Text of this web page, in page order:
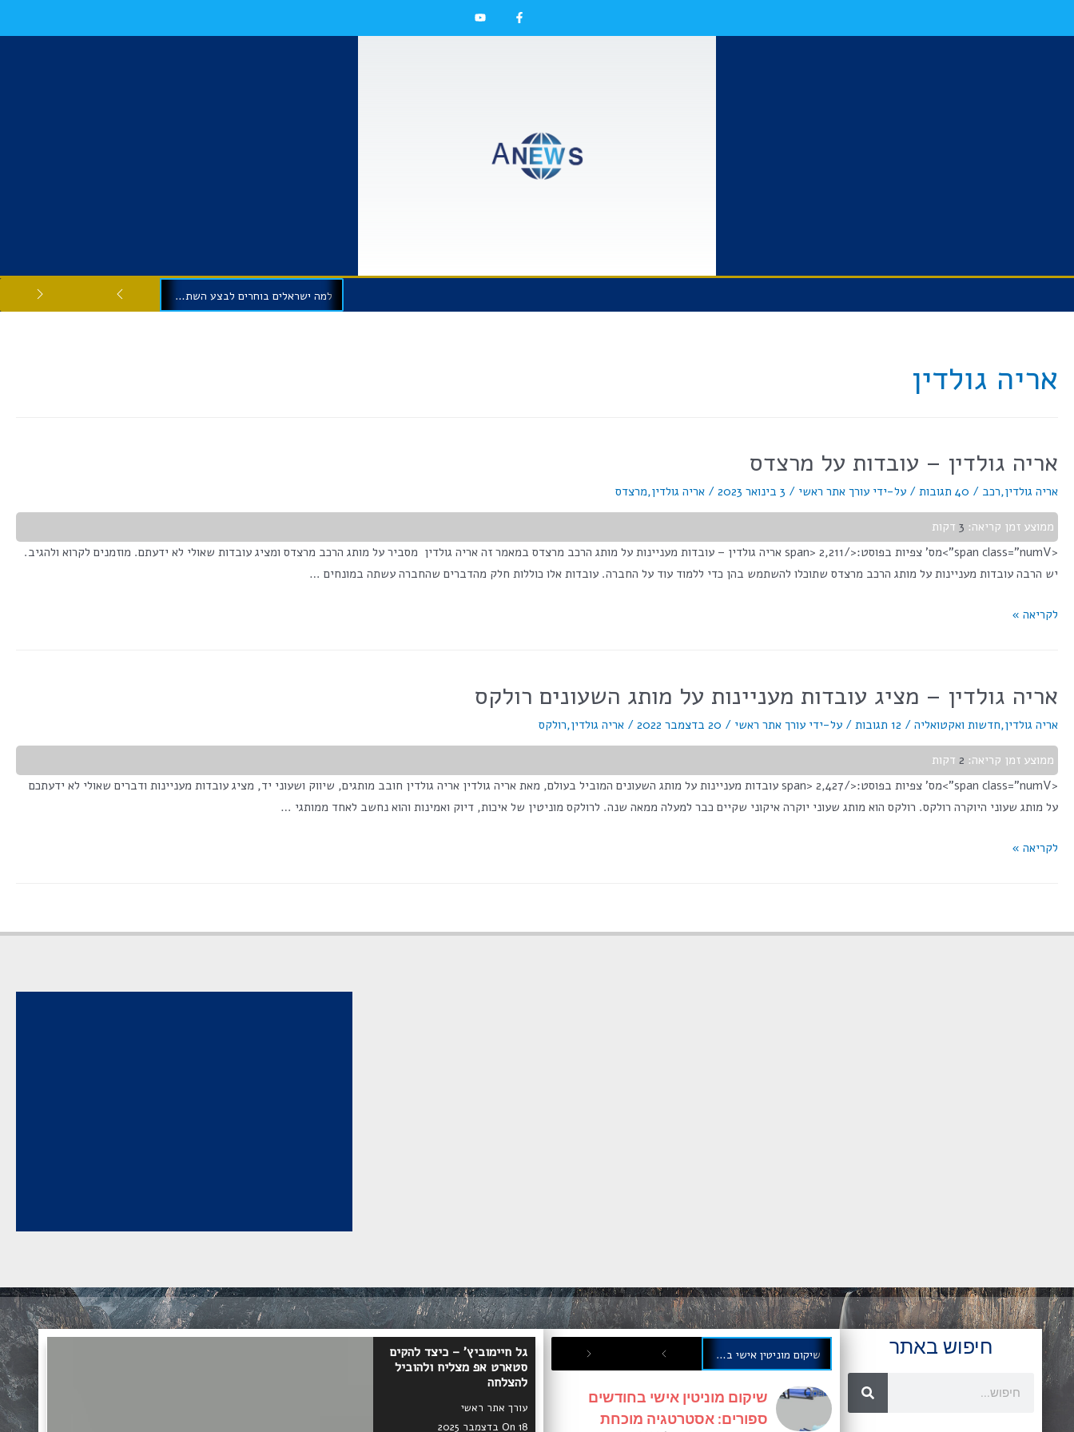
למה ישראלים בוחרים לבצע השתלות שיניים בגיאורגיה?
אריה גולדין
אריה גולדין – עובדות על מרצדס
אריה גולדין,רכב / 40 תגובות / על-ידי עורך אתר ראשי / 3 בינואר 2023 / אריה גולדין,מרצדס
ממוצע זמן קריאה: 3 דקות
<span class="numV">מס' צפיות בפוסט:</span> 2,211 אריה גולדין – עובדות מעניינות על מותג הרכב מרצדס במאמר זה אריה גולדין מסביר על מותג הרכב מרצדס ומציג עובדות שאולי לא ידעתם. מוזמנים לקרוא ולהגיב.
יש הרבה עובדות מעניינות על מותג הרכב מרצדס שתוכלו להשתמש בהן כדי ללמוד עוד על החברה. עובדות אלו כוללות חלק מהדברים שהחברה עשתה במונחים …
לקריאה »
אריה גולדין – מציג עובדות מעניינות על מותג השעונים רולקס
אריה גולדין,חדשות ואקטואליה / 12 תגובות / על-ידי עורך אתר ראשי / 20 בדצמבר 2022 / אריה גולדין,רולקס
ממוצע זמן קריאה: 2 דקות
<span class="numV">מס' צפיות בפוסט:</span> 2,427 עובדות מעניינות על מותג השעונים המוביל בעולם, מאת אריה גולדין אריה גולדין חובב מותגים, שיווק ושעוני יד, מציג עובדות מעניינות ודברים שאולי לא ידעתכם
על מותג שעוני היוקרה רולקס. רולקס הוא מותג שעוני יוקרה איקוני שקיים כבר למעלה ממאה שנה. לרולקס מוניטין של איכות, דיוק ואמינות והוא נחשב לאחד ממותגי …
לקריאה »
חיפוש באתר שיקום מוניטין אישי בחודשים ספורים: אסטרטגיה מוכחת
שיקום מוניטין אישי בחודשים
ספורים: אסטרטגיה מוכחת
גל חיימוביץ' – כיצד להקים
סטארט אפ מצליח ולהוביל
להצלחה
עורך אתר ראשי
On 18 בדצמבר 2025